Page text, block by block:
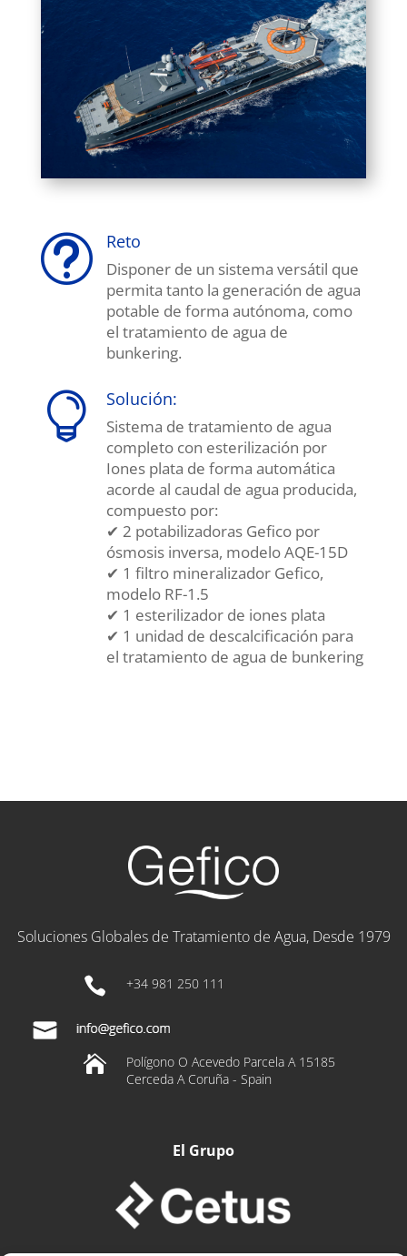
t Reto
Disponer de un sistema versátil que
permita tanto la generación de agua
potable de forma autónoma, como
el tratamiento de agua de
bunkering.
 Solución:
Sistema de tratamiento de agua
completo con esterilización por
Iones plata de forma automática
acorde al caudal de agua producida,
compuesto por:
✔ 2 potabilizadoras Gefico por
ósmosis inversa, modelo AQE-15D
✔ 1 filtro mineralizador Gefico,
modelo RF-1.5
✔ 1 esterilizador de iones plata
✔ 1 unidad de descalcificación para
el tratamiento de agua de bunkering
Soluciones Globales de Tratamiento de Agua, Desde 1979
 +34 981 250 111

Polígono O Acevedo Parcela A 15185
Cerceda A Coruña - Spain
El Grupo